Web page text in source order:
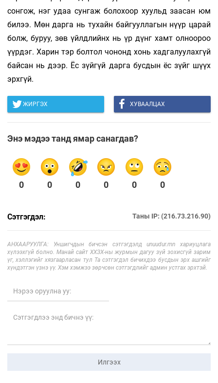
сонгож, нэг удаа сунгаж болохоор хуульд заасан юм
билээ. Мөн дарга нь тухайн байгууллагын нүүр царай
болж, буруу, зөв үйлдлийнх нь үр дүнг хамт олноороо
үүрдэг. Харин тэр болтол чононд хонь хадгалуулахгүй
байсан нь дээр. Ёс зүйгүй дарга бусдын ёс зүйг шүүх
эрхгүй.
ЖИРГЭХ ХУВААЛЦАХ
Энэ мэдээ танд ямар санагдав?
0 0 0 0 0 0
Сэтгэгдэл: Таны IP: (216.73.216.90)
АНХААРУУЛГА: Уншигчдын бичсэн сэтгэгдэлд unuudur.mn хариуцлага
хүлээхгүй болно. Манай сайт ХХЗХ-ны журмын дагуу зүй зохисгүй зарим
үг, хэллэгийг хязгаарласан тул Та сэтгэгдэл бичихдээ бусдын эрх ашгийг
хүндэтгэн үзнэ үү. Хэм хэмжээ зөрчсөн сэтгэгдлийг админ устгах эрхтэй.
Илгээх